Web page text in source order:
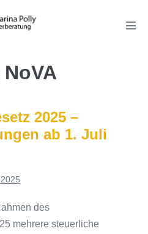
NoVA
2025 –
ab 1. Juli
des
mehrere steuerliche